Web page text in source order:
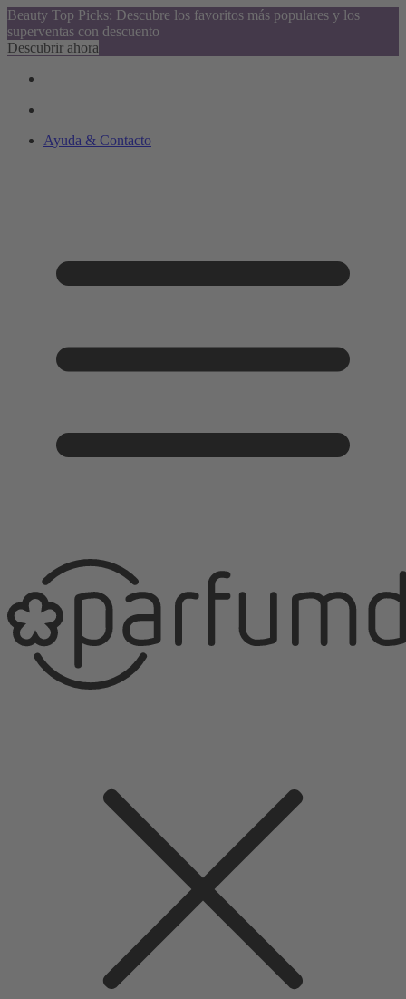
Beauty Top Picks: Descubre los favoritos más populares y los
superventas con descuento
Descubrir ahora
Ayuda & Contacto